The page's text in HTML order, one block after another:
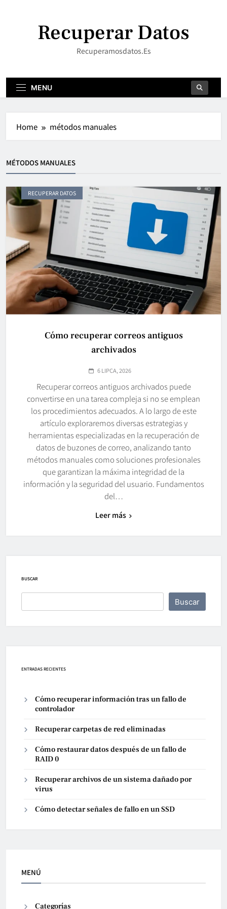
Recuperar Datos
Recuperamosdatos.es
MENU
Home métodos manuales
MÉTODOS MANUALES
RECUPERAR DATOS
Cómo recuperar correos antiguos
archivados
6 LIPCA, 2026
Recuperar correos antiguos archivados puede
convertirse en una tarea compleja si no se emplean
los procedimientos adecuados. A lo largo de este
artículo exploraremos diversas estrategias y
herramientas especializadas en la recuperación de
datos de buzones de correo, analizando tanto
métodos manuales como soluciones profesionales
que garantizan la máxima integridad de la
información y la seguridad del usuario. Fundamentos
del…
Leer más
BUSCAR
Buscar
ENTRADAS RECIENTES
Cómo recuperar información tras un fallo de
controlador
Recuperar carpetas de red eliminadas
Cómo restaurar datos después de un fallo de
RAID 0
Recuperar archivos de un sistema dañado por
virus
Cómo detectar señales de fallo en un SSD
MENÚ
Categorías